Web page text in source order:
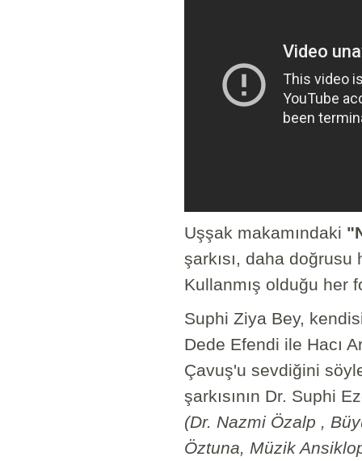
Uşşak makamındaki
şarkısı, daha
Kullanmış olduğu her
Suphi Ziya Bey,
Dede Efendi ile Hacı
Çavuş'u sevdiğini
şarkısının Dr. Suphi
(Dr. Nazmi Özalp ,
Öztuna, Müzik